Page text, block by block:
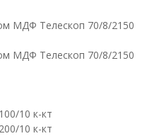
МДФ Телескоп 70/8/2150
МДФ Телескоп 70/8/2150
10 к-кт
10 к-кт